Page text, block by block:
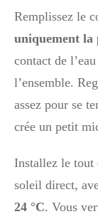
Remplissez le
uniquement la
contact de
l’ensemble.
assez pour se
crée un petit
Installez le tout
soleil direct,
24 °C. Vous